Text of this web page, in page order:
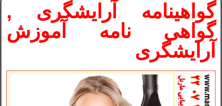
گواهینامه آرایشگری ,
گواهی نامه آموزش
آرایشگری